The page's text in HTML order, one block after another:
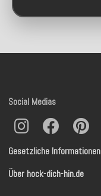
Gesetzliche Informationen
Über hock-dich-hin.de
Social Medias